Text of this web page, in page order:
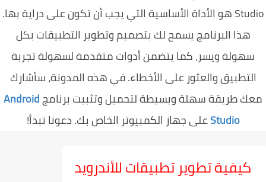
Studio هو الأداة الأساسية التي يجب أن تكون على دراية بها.
هذا البرنامج يسمح لك بتصميم وتطوير التطبيقات بكل
سهولة ويسر، كما يتضمن أدوات متقدمة لسهولة تجربة
والعثور على الأخطاء. في هذه المدونة، سأشارك
طريقة سهلة وبسيطة لتحميل وتثبيت برنامجAndroid
Studioعلى جهاز الكمبيوتر الخاص بك. دعونا نبدأ!
كيفية تطوير تطبيقات للأندرويد